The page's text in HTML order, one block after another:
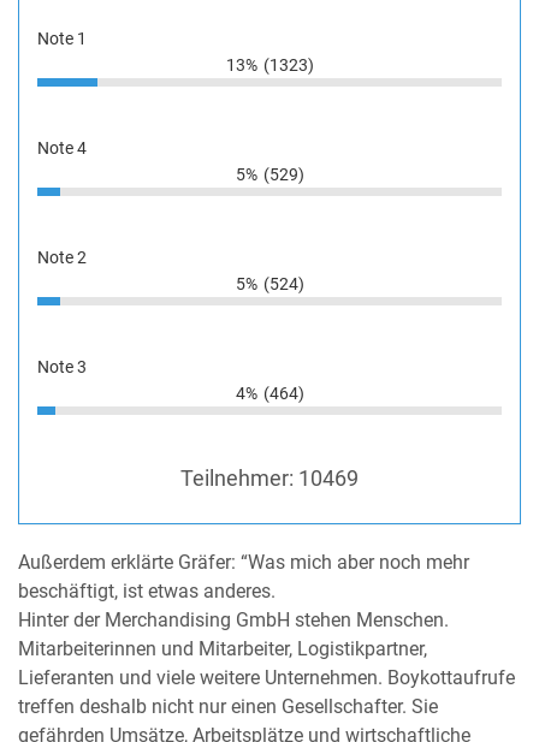
Note 1
13% (1323)
Note 4
5% (529)
Note 2
5% (524)
Note 3
4% (464)
Teilnehmer: 10469
Außerdem erklärte Gräfer: “Was mich aber noch mehr
beschäftigt, ist etwas anderes.
Hinter der Merchandising GmbH stehen Menschen.
Mitarbeiterinnen und Mitarbeiter, Logistikpartner,
Lieferanten und viele weitere Unternehmen. Boykottaufrufe
treffen deshalb nicht nur einen Gesellschafter. Sie
gefährden Umsätze, Arbeitsplätze und wirtschaftliche